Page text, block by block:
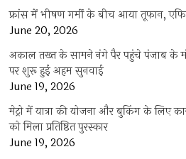
फ्रांस में भीषण गर्मी के बीच आया तूफान,
June 20, 2026
अकाल तख्त के सामने नंगे पैर पहुंचे पंजाब के
पर शुरू हुई अहम सुनवाई
June 19, 2026
मेट्रो में यात्रा की योजना और बुकिंग के लिए
को मिला प्रतिष्ठित पुरस्कार
June 19, 2026